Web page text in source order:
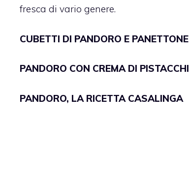
fresca di vario genere.
CUBETTI DI PANDORO E PANETTONE
PANDORO CON CREMA DI PISTACCHI
PANDORO, LA RICETTA CASALINGA